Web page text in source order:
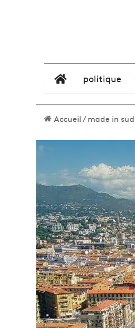
élément de
politique
Accueil/made in sud